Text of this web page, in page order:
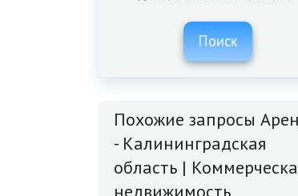
Поиск
Похожие запросы
- Калининградская
область |
недвижимость